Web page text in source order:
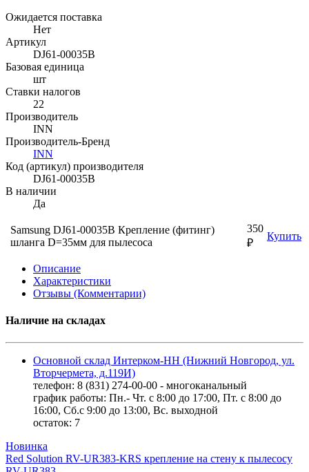
Ожидается поставка
Нет
Артикул
DJ61-00035B
Базовая единица
шт
Ставки налогов
22
Производитель
INN
Производитель-Бренд
INN
Код (артикул) производителя
DJ61-00035B
В наличии
Да
Samsung DJ61-00035B Крепление (фитинг)
шланга D=35мм для пылесоса
350
₽
Купить
Описание
Характеристики
Отзывы (Комментарии)
Наличие на складах
Основной склад Интерком-НН (Нижний Новгород, ул.
Вторчермета, д.119И)
телефон: 8 (831) 274-00-00 - многоканальный
график работы: Пн.- Чт. с 8:00 до 17:00, Пт. с 8:00 до
16:00, Сб.с 9:00 до 13:00, Вс. выходной
остаток: 7
Новинка
Red Solution RV-UR383-KRS крепление на стену к пылесосу